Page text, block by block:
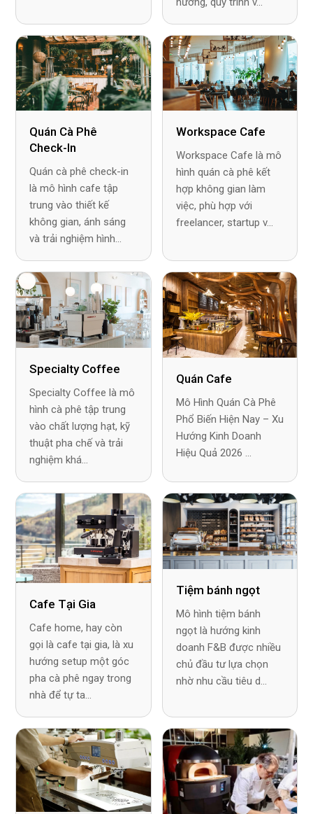
Quán Cà Phê
Check-In
Quán cà phê check-in
là mô hình cafe tập
trung vào thiết kế
không gian, ánh sáng
và trải nghiệm hình...
Workspace Cafe
Workspace Cafe là mô
hình quán cà phê kết
hợp không gian làm
việc, phù hợp với
freelancer, startup v...
Specialty Coffee
Specialty Coffee là mô
hình cà phê tập trung
vào chất lượng hạt, kỹ
thuật pha chế và trải
nghiệm khá...
Quán Cafe
Mô Hình Quán Cà Phê
Phổ Biến Hiện Nay – Xu
Hướng Kinh Doanh
Hiệu Quả 2026 ...
Cafe Tại Gia
Cafe home, hay còn
gọi là cafe tại gia, là xu
hướng setup một góc
pha cà phê ngay trong
nhà để tự ta...
Tiệm bánh ngọt
Mô hình tiệm bánh
ngọt là hướng kinh
doanh F&B được nhiều
chủ đầu tư lựa chọn
nhờ nhu cầu tiêu d...